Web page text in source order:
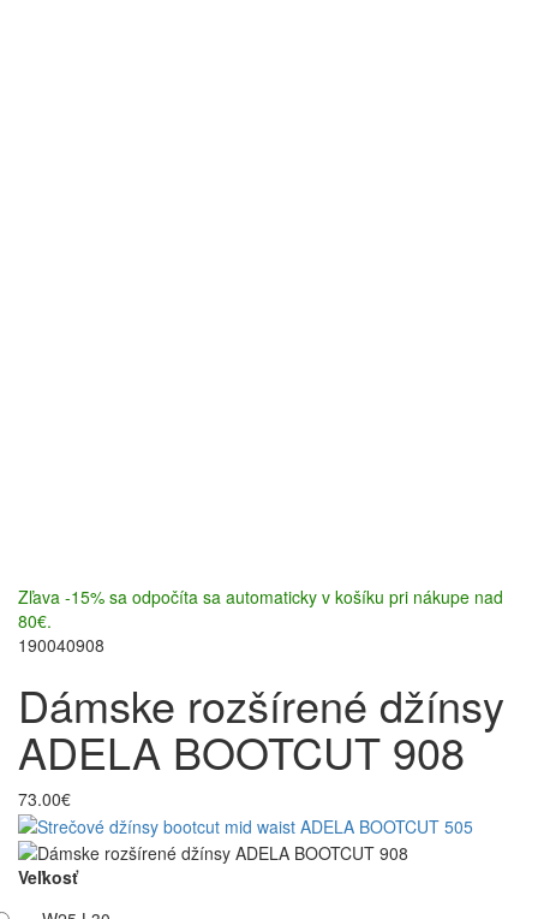
Zľava -15% sa odpočíta sa automaticky v košíku pri nákupe nad
80€.
190040908
Dámske rozšírené džínsy
ADELA BOOTCUT 908
73.00€
Veľkosť